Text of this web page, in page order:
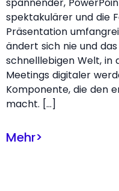
spektakulärer und die
Präsentation
ändert sich nie und
schnelllebigen Welt,
Meetings digitaler
Komponente, die den
macht. […]
Mehr>